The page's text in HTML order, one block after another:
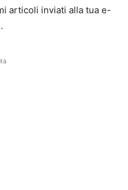
articoli inviati alla tua e-